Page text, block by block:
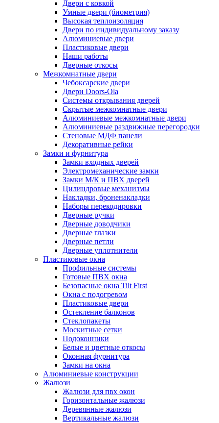
Двери с ковкой
Умные двери (биометрия)
Высокая теплоизоляция
Двери по индивидуальному заказу
Алюминиевые двери
Пластиковые двери
Наши работы
Дверные откосы
Межкомнатные двери
Чебоксарские двери
Двери Doors-Ola
Системы открывания дверей
Скрытые межкомнатные двери
Алюминиевые межкомнатные двери
Алюминиевые раздвижные перегородки
Стеновые МДФ панели
Декоративные рейки
Замки и фурнитура
Замки входных дверей
Электромеханические замки
Замки М/К и ПВХ дверей
Цилиндровые механизмы
Накладки, броненакладки
Наборы перекодировки
Дверные ручки
Дверные доводчики
Дверные глазки
Дверные петли
Дверные уплотнители
Пластиковые окна
Профильные системы
Готовые ПВХ окна
Безопасные окна Tilt First
Окна с подогревом
Пластиковые двери
Остекление балконов
Стеклопакеты
Москитные сетки
Подоконники
Белые и цветные откосы
Оконная фурнитура
Замки на окна
Алюминиевые конструкции
Жалюзи
Жалюзи для пвх окон
Горизонтальные жалюзи
Деревянные жалюзи
Вертикальные жалюзи